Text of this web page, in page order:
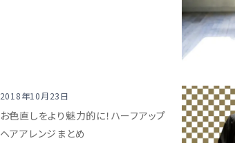
2018年10月23日
お色直しをより魅力的に！ハーフアップ
ヘアアレンジまとめ